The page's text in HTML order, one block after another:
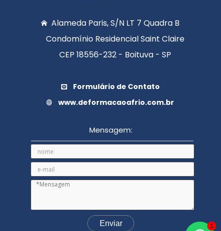
Alameda Paris, S/N LT 7 Quadra B
Condomínio Residencial Saint Claire
CEP 18556-232 - Boituva - SP
Formulário de Contato
www.deformacaoafrio.com.br
Mensagem:
1